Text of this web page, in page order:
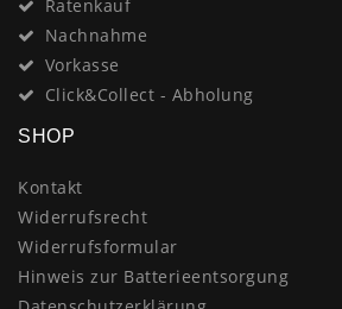
Ratenkauf
Nachnahme
Vorkasse
Click&Collect - Abholung
SHOP
Kontakt
Widerrufsrecht
Widerrufsformular
Hinweis zur Batterieentsorgung